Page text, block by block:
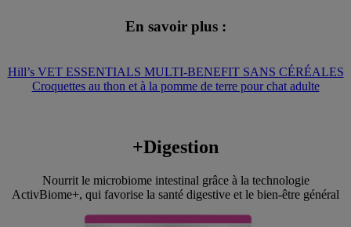
En savoir plus :
Hill’s VET ESSENTIALS MULTI-BENEFIT SANS CÉRÉALES
Croquettes au thon et à la pomme de terre pour chat adulte
+Digestion
Nourrit le microbiome intestinal grâce à la technologie
ActivBiome+, qui favorise la santé digestive et le bien-être général